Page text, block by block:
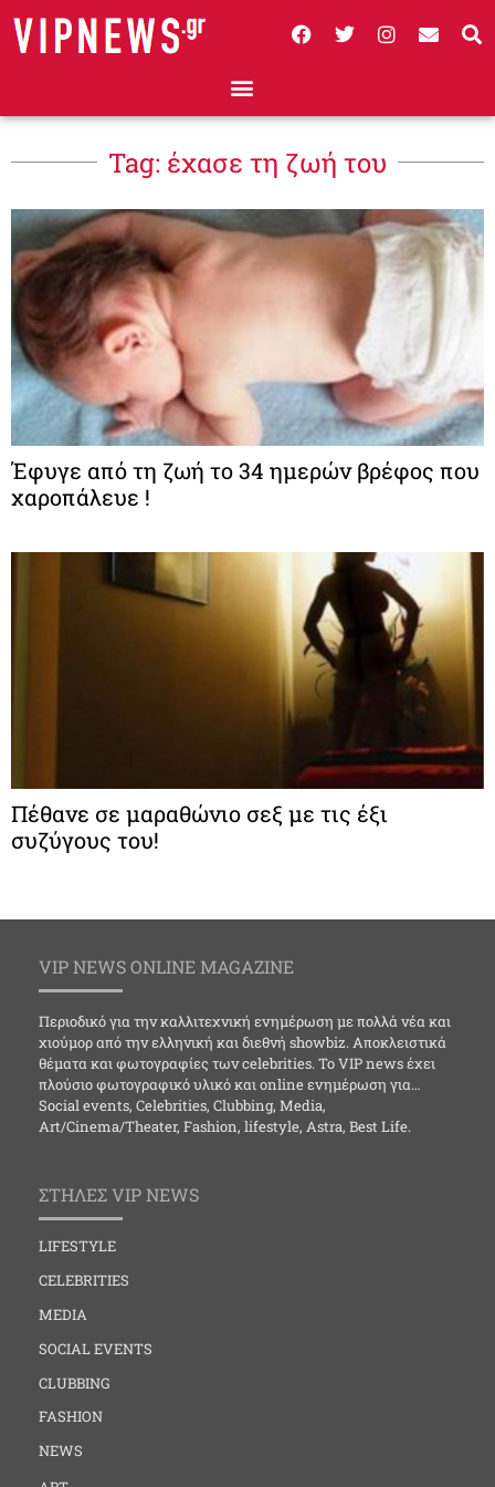
Tag: έχασε τη ζωή του
Έφυγε από τη ζωή το 34 ημερών βρέφος που
χαροπάλευε !
Πέθανε σε μαραθώνιο σεξ με τις έξι
συζύγους του!
VIP NEWS ONLINE MAGAZINE
Περιοδικό για την καλλιτεχνική ενημέρωση με πολλά νέα και
χιούμορ από την ελληνική και διεθνή showbiz. Αποκλειστικά
θέματα και φωτογραφίες των celebrities. Το VIP news έχει
πλούσιο φωτογραφικό υλικό και online ενημέρωση για…
Social events, Celebrities, Clubbing, Media,
Art/Cinema/Theater, Fashion, lifestyle, Astra, Best Life.
ΣΤΗΛΕΣ VIP NEWS
LIFESTYLE
CELEBRITIES
MEDIA
SOCIAL EVENTS
CLUBBING
FASHION
NEWS